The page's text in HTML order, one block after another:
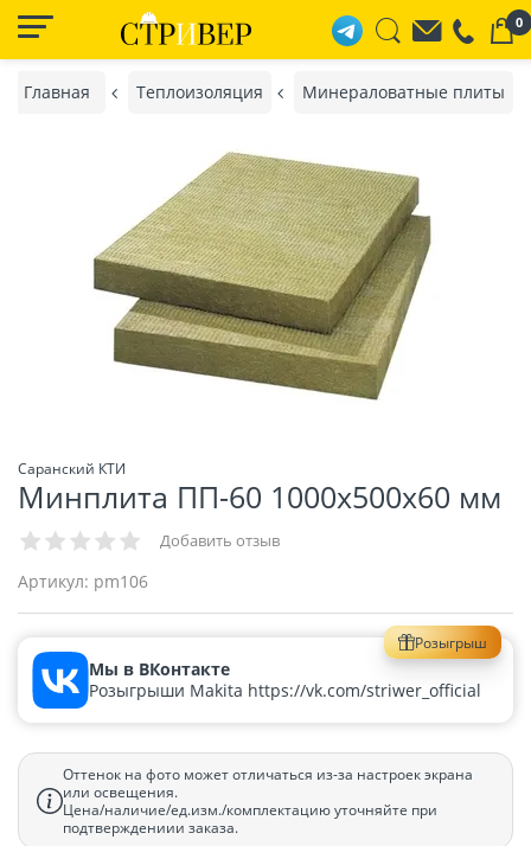
0
Главная Теплоизоляция Минераловатные плиты
Саранский КТИ
Минплита ПП-60 1000х500х60 мм
Добавить отзыв
Артикул: pm106
Розыгрыш
Мы в ВКонтакте
Розыгрыши Makita https://vk.com/striwer_official
Оттенок на фото может отличаться из-за настроек экрана
или освещения.
Цена/наличие/ед.изм./комплектацию уточняйте при
подтверждениии заказа.